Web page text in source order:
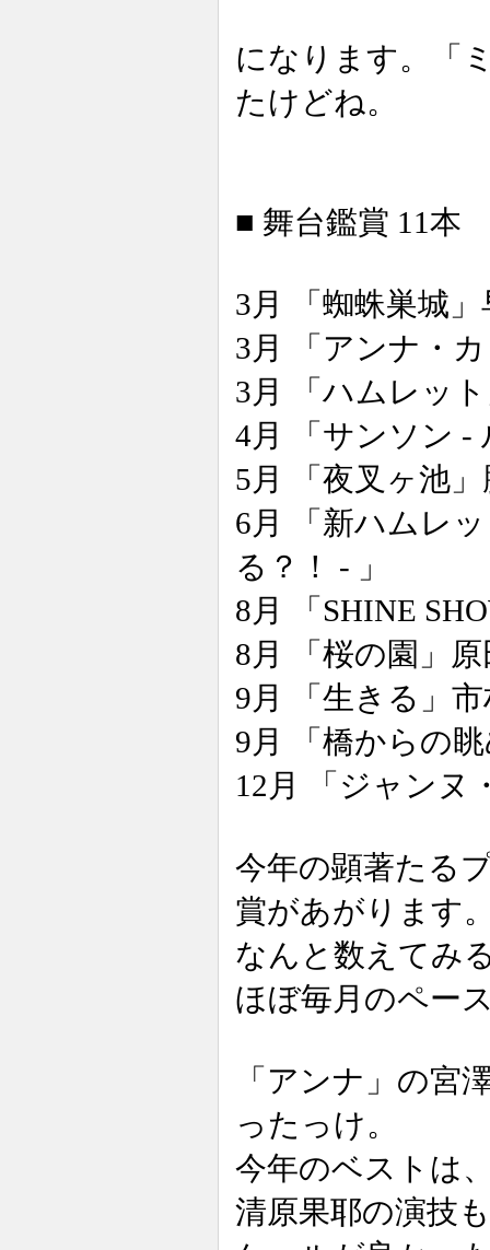
になります。「
たけどね。
■ 舞台鑑賞 11本
3月 「蜘蛛巣城
3月 「アンナ・
3月 「ハムレッ
4月 「サンソン -
5月 「夜叉ヶ池
6月 「新ハムレ
る？！ - 」
8月 「SHINE
8月 「桜の園」
9月 「生きる」
9月 「橋からの
12月 「ジャンヌ
今年の顕著たる
賞があがります
なんと数えてみ
ほぼ毎月のペー
「アンナ」の宮
ったっけ。
今年のベストは
清原果耶の演技